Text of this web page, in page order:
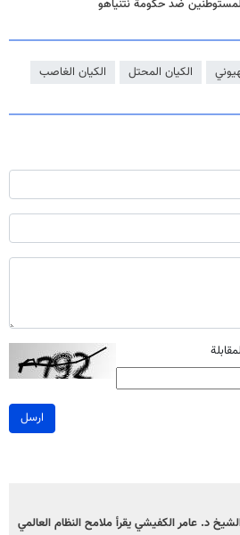
ضد حكومة نتنياهو
الكيان المحتل الكيان الغاصب
ارسل
د. عامر الكفيشي يقرأ ملامح النظام العالمي